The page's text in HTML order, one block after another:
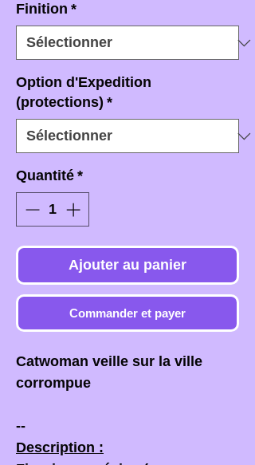
Finition *
Option d'Expedition
(protections) *
Quantité *
Ajouter au panier
Commander et payer
Catwoman veille sur la ville
corrompue
--
Description :